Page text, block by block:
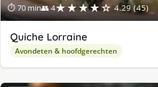
⏱ 70 min👥 4★★★★☆ 4.29 (45)
Quiche Lorraine
Avondeten & hoofdgerechten